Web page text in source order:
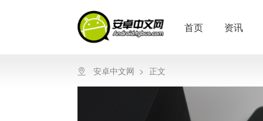
首页 资讯
安卓中文网 > 正文